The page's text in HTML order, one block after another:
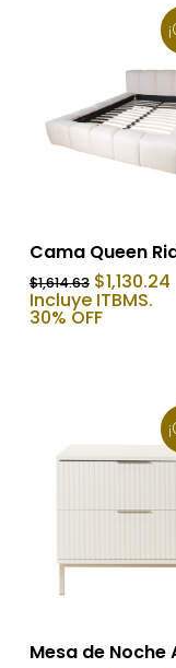
Añadir Al
Cama Queen
$1,614.63 El
precio
original
$1,130.24El
Incluye ITBMS.
30% OFF
Añadir Al
Mesa de Noche